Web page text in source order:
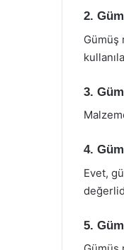
2.
Gümüş
3.
4.
Evet,
5.